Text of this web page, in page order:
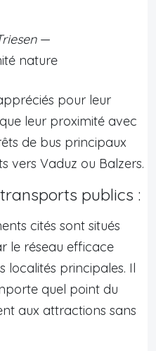
—
nature
pour leur
leur proximité avec
de bus principaux
vers Vaduz ou Balzers.
publics :
cités sont situés
le réseau efficace
localités principales. Il
quel point du
aux attractions sans